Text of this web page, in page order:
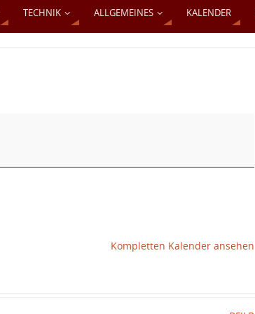
TECHNIK ALLGEMEINES KALENDER
Kompletten Kalender ansehen